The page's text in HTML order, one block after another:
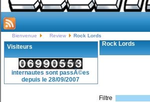
Bienvenue Review Rock Lords
Visiteurs
internautes sont passÃ©es
depuis le 28/09/2007
Rock Lords
Filtre